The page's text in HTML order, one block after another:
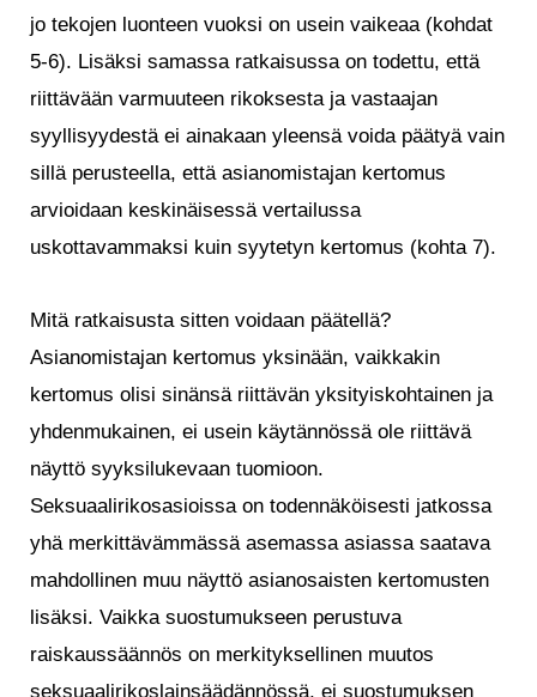
jo tekojen luonteen vuoksi on usein vaikeaa (kohdat
5-6). Lisäksi samassa ratkaisussa on todettu, että
riittävään varmuuteen rikoksesta ja vastaajan
syyllisyydestä ei ainakaan yleensä voida päätyä vain
sillä perusteella, että asianomistajan kertomus
arvioidaan keskinäisessä vertailussa
uskottavammaksi kuin syytetyn kertomus (kohta 7).
Mitä ratkaisusta sitten voidaan päätellä?
Asianomistajan kertomus yksinään, vaikkakin
kertomus olisi sinänsä riittävän yksityiskohtainen ja
yhdenmukainen, ei usein käytännössä ole riittävä
näyttö syyksilukevaan tuomioon.
Seksuaalirikosasioissa on todennäköisesti jatkossa
yhä merkittävämmässä asemassa asiassa saatava
mahdollinen muu näyttö asianosaisten kertomusten
lisäksi. Vaikka suostumukseen perustuva
raiskaussäännös on merkityksellinen muutos
seksuaalirikoslainsäädännössä, ei suostumuksen